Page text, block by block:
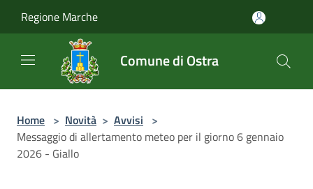
Regione Marche
Comune di Ostra
Home > Novità > Avvisi >
Messaggio di allertamento meteo per il giorno 6 gennaio
2026 - Giallo